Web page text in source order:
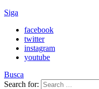
Siga
facebook
twitter
instagram
youtube
Busca
Search for: